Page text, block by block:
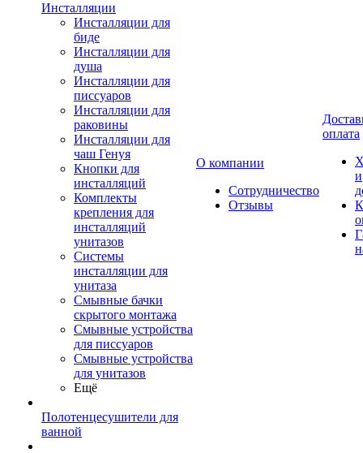
Инсталляции
Инсталляции для
биде
Инсталляции для
душа
Инсталляции для
писсуаров
Инсталляции для
раковины
Инсталляции для
чаш Генуя
Кнопки для
инсталляций
Комплекты
крепления для
инсталляций
унитазов
Системы
инсталляции для
унитаза
Смывные бачки
скрытого монтажа
Смывные устройства
для писсуаров
Смывные устройства
для унитазов
Ещё
Полотенцесушители для
ванной
О компании
Сотрудничество
Отзывы
оплата
и